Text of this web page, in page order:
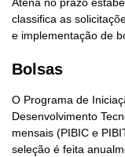
classifica as
e implementação de
Bolsas
O Programa de
Desenvolvimento
mensais (PIBIC e
seleção é feita